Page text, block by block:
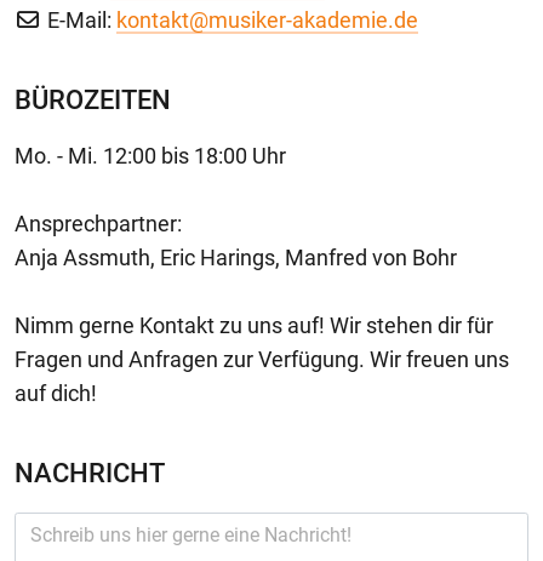
E-Mail: kontakt@musiker-akademie.de
BÜROZEITEN
Mo. - Mi. 12:00 bis 18:00 Uhr
Ansprechpartner:
Anja Assmuth, Eric Harings, Manfred von Bohr
Nimm gerne Kontakt zu uns auf! Wir stehen dir für
Fragen und Anfragen zur Verfügung. Wir freuen uns
auf dich!
NACHRICHT